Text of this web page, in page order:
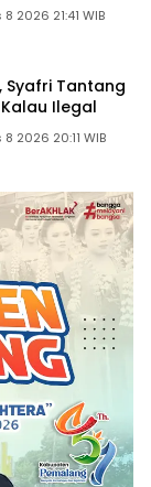
2026 21:41 WIB
Syafri Tantang
Kalau Ilegal
2026 20:11 WIB